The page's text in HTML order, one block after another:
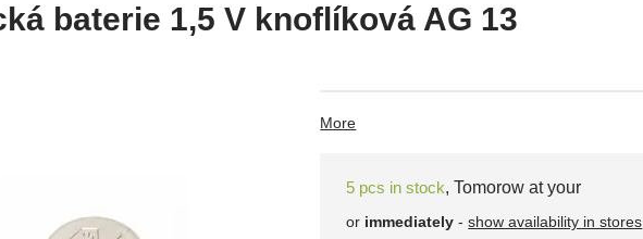
baterie 1,5 V knoflíková AG 13
More
5 pcs in stock,Tomorow at your
or immediately -show availability in stores